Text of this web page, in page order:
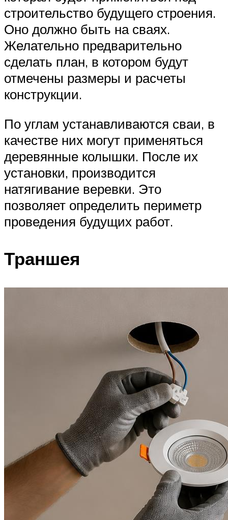
строительство будущего строения.
Оно должно быть на сваях.
Желательно предварительно
сделать план, в котором будут
отмечены размеры и расчеты
конструкции.
По углам устанавливаются сваи, в
качестве них могут применяться
деревянные колышки. После их
установки, производится
натягивание веревки. Это
позволяет определить периметр
проведения будущих работ.
Траншея